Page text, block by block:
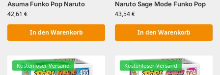
Asuma Funko Pop Naruto
42,61 €
In den Warenkorb
Naruto Sage Mode Funko Pop
43,54€
In den Warenkorb
Kostenloser Versand Kostenloser Versand